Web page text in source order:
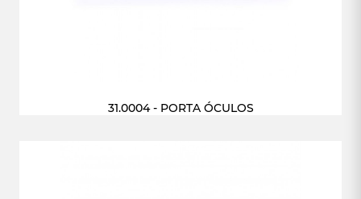
31.0004 - PORTA ÓCULOS